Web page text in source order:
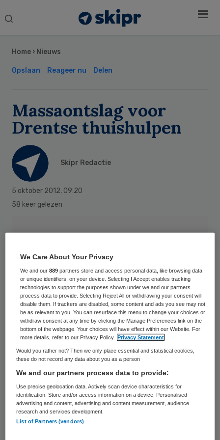
Search
Home › Nieuws
Opslaan Reageer nu Delen
Massaontslag voor
Drentse thuishulpen
Skipr Redactie
5 oktober 2012, 09:20
58 keer gelezen
Bijna 250 thuishulpen in de gemeente
Emmen verliezen op 1 januari hun baan. Het
gaat vooral om huishoudelijke
thuiszorgmedewerkers van Zorggroep
Sidebar
We Care About Your Privacy
We and our889 partners store and access personal data, like browsing data
or unique identifiers, on your device. Selecting I Accept enables tracking
technologies to support the purposes shown under we and our partners
process data to provide. Selecting Reject All or withdrawing your consent will
disable them. If trackers are disabled, some content and ads you see may not
be as relevant to you. You can resurface this menu to change your choices or
withdraw consent at any time by clicking the Manage Preferences link on the
bottom of the webpage. Your choices will have effect within our Website. For
more details, refer to our Privacy Policy.
Privacy Statement
Would you rather not? Then we only place essential and statistical cookies,
these do not record any data about you as a person
We and our partners process data to provide:
Use precise geolocation data. Actively scan device characteristics for
identification. Store and/or access information on a device. Personalised
advertising and content, advertising and content measurement, audience
research and services development.
List of Partners (vendors)